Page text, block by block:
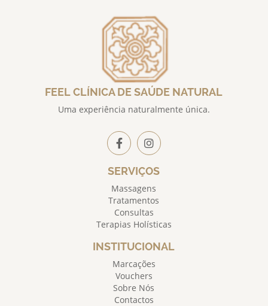
FEEL CLÍNICA DE SAÚDE NATURAL
Uma experiência naturalmente única.
SERVIÇOS
Massagens
Tratamentos
Consultas
Terapias Holísticas
INSTITUCIONAL
Marcações
Vouchers
Sobre Nós
Contactos